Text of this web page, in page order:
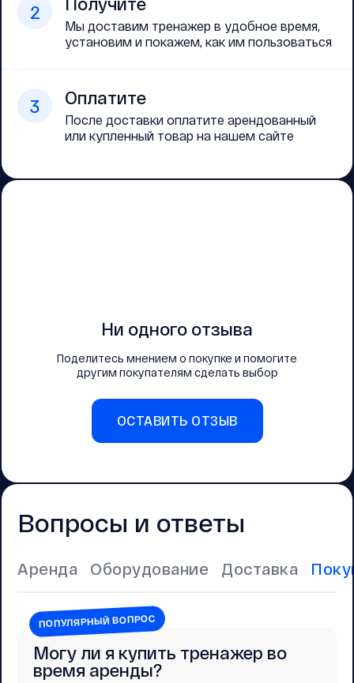
2
Мы доставим тренажер в удобное время,
установим и покажем, как им пользоваться
3 Оплатите
После доставки оплатите арендованный
или купленный товар на нашем сайте
Ни одного отзыва
Поделитесь мнением о покупке и помогите
другим покупателям сделать выбор
ОСТАВИТЬ ОТЗЫВ
Вопросы и ответы
Аренда Оборудование Доставка
ПОПУЛЯРНЫЙ ВОПРОС
Могу ли я купить тренажер во
время аренды?